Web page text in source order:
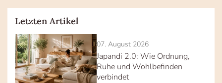
Letzten Artikel
07. August 2026
Japandi 2.0: Wie Ordnung,
Ruhe und Wohlbefinden
verbindet